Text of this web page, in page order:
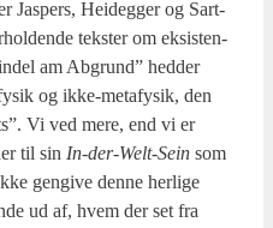
Jas­pers, Hei­deg­ger og Sart­
tek­ster om eksi­sten­
am Abgrund” hed­der
og ikke-meta­fy­sik, den
Vi ved mere, end vi er
til sin In-der-Welt-Sein som
gen­gi­ve den­ne her­li­ge
ud af, hvem der set fra